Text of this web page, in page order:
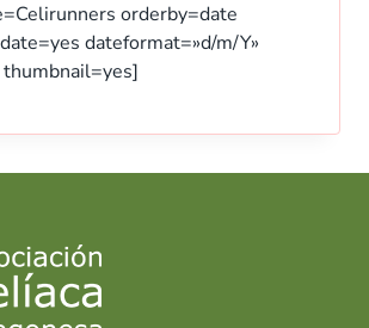
orderby=date
dateformat=»d/m/Y»